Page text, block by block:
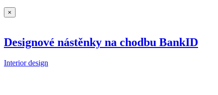
×
Designové nástěnky na chodbu BankID
Interior design